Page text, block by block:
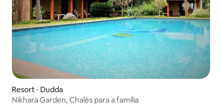
Resort ⋅ Dudda
Nikhara Garden, Chalés para a família